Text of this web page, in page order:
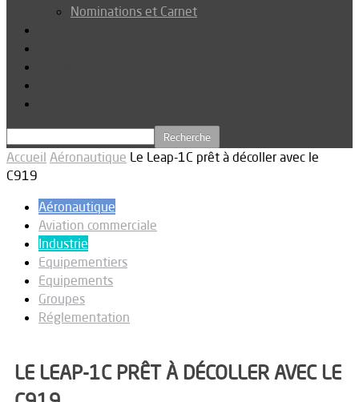
Nominations et Carnet
Accueil Aéronautique Le Leap-1C prêt à décoller avec le
C919
Aéronautique
Aviation commerciale
Industrie
Equipementiers
Equipements
Groupes
Réglementation
LE LEAP-1C PRÊT À DÉCOLLER AVEC LE